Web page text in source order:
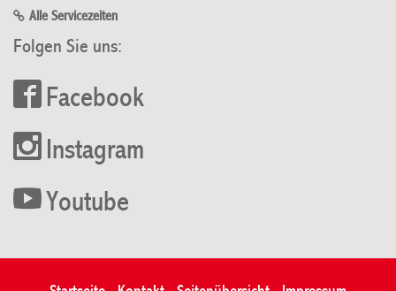
Alle Servicezeiten
Folgen Sie uns:
Facebook
Instagram
Youtube